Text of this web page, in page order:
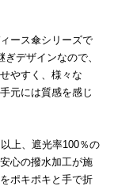
ース傘シリーズで
デザインなので、
やすく、様々な
元には質感を感じ
上、遮光率100％の
心の撥水加工が施
ポキポキと手で折